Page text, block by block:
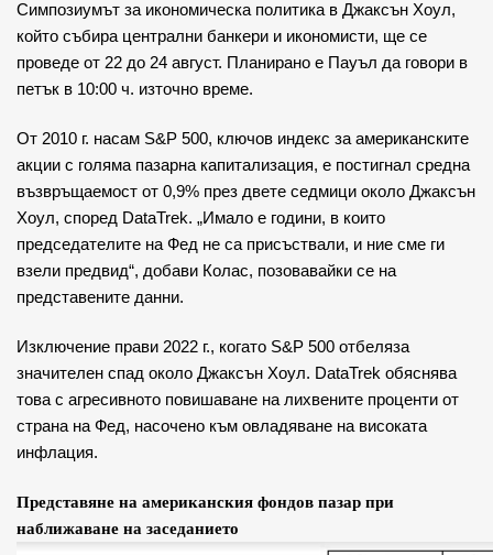
Симпозиумът за икономическа политика в Джаксън Хоул,
който събира централни банкери и икономисти, ще се
проведе от 22 до 24 август. Планирано е Пауъл да говори в
петък в 10:00 ч. източно време.
От 2010 г. насам S&P 500, ключов индекс за американските
акции с голяма пазарна капитализация, е постигнал средна
възвръщаемост от 0,9% през двете седмици около Джаксън
Хоул, според DataTrek. „Имало е години, в които
председателите на Фед не са присъствали, и ние сме ги
взели предвид“, добави Колас, позовавайки се на
представените данни.
Изключение прави 2022 г., когато S&P 500 отбеляза
значителен спад около Джаксън Хоул. DataTrek обяснява
това с агресивното повишаване на лихвените проценти от
страна на Фед, насочено към овладяване на високата
инфлация.
Представяне на американския фондов пазар при
наближаване на заседанието